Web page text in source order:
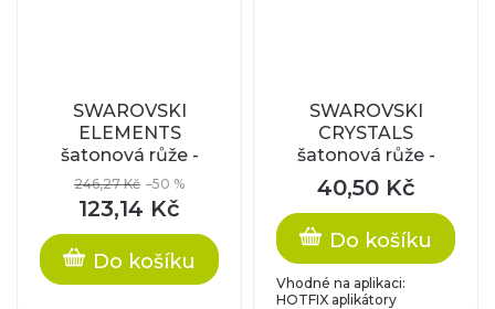
SWAROVSKI
ELEMENTS
šatonová růže -
nažehlovací (s
vrstvou lepidla),
rose peach, SS20
246,27 Kč –50 %
123,14 Kč
Do košíku
SWAROVSKI
CRYSTALS
šatonová růže -
nažehlovací (s
vrstvou lepidla),
40,50 Kč
Do košíku
Vhodné na aplikaci:
HOTFIX aplikátory